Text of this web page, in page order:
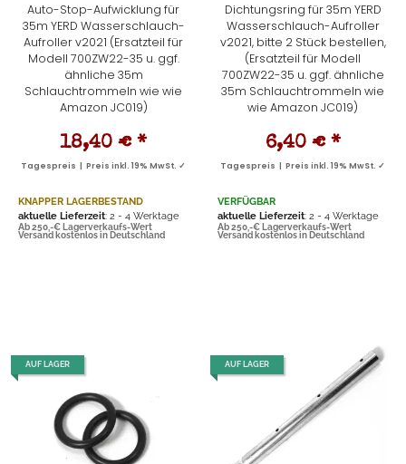
Auto-Stop-Aufwicklung für
35m YERD Wasserschlauch-
Aufroller v2021 (Ersatzteil für
Modell 700ZW22-35 u. ggf.
ähnliche 35m
Schlauchtrommeln wie wie
Amazon JC019)
18,40 € *
Tagespreis | Preis inkl. 19% MwSt. ✓
KNAPPER LAGERBESTAND
aktuelle Lieferzeit: 2 - 4 Werktage
Ab 250,-€ Lagerverkaufs-Wert
Versand kostenlos in Deutschland
Dichtungsring für 35m YERD
Wasserschlauch-Aufroller
v2021, bitte 2 Stück bestellen,
(Ersatzteil für Modell
700ZW22-35 u. ggf. ähnliche
35m Schlauchtrommeln wie
wie Amazon JC019)
6,40 € *
Tagespreis | Preis inkl. 19% MwSt. ✓
VERFÜGBAR
aktuelle Lieferzeit: 2 - 4 Werktage
Ab 250,-€ Lagerverkaufs-Wert
Versand kostenlos in Deutschland
AUF LAGER AUF LAGER